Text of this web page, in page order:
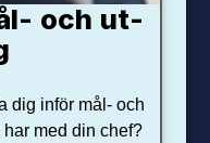
och ut­
dig inför mål- och
med din chef?